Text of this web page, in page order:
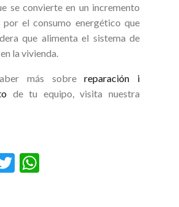
se convierte en un incremento
el consumo energético que
que alimenta el sistema de
la vivienda.
más sobrereparación i
de tu equipo, visita nuestra
T